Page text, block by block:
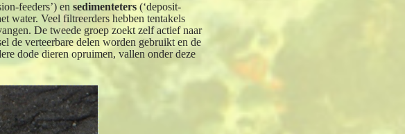
feeders’) ensedimenteters (‘deposit-
water. Veel filtreerders hebben tentakels
De tweede groep zoekt zelf actief naar
de verteerbare delen worden gebruikt en de
dode dieren opruimen, vallen onder deze